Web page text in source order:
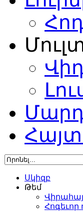
Սկիզբ
Թեմ
Հոգեւոր